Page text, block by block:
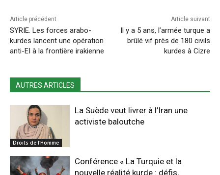
Article précédent
SYRIE. Les forces arabo-
kurdes lancent une opération
anti-EI à la frontière irakienne
Article suivant
Il y a 5 ans, l’armée turque a
brûlé vif près de 180 civils
kurdes à Cizre
AUTRES ARTICLES
Droits de l'Homme
La Suède veut livrer à l’Iran une
activiste baloutche
Conférence « La Turquie et la
nouvelle réalité kurde : défis,